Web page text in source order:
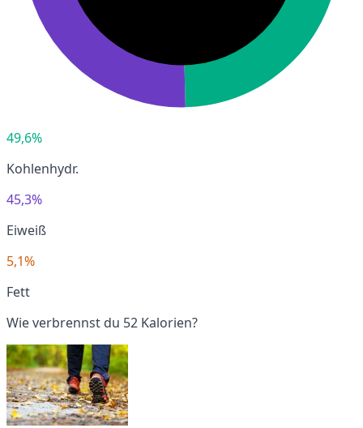
49,6%
Kohlenhydr.
45,3%
Eiweiß
5,1%
Fett
Wie verbrennst du 52 Kalorien?